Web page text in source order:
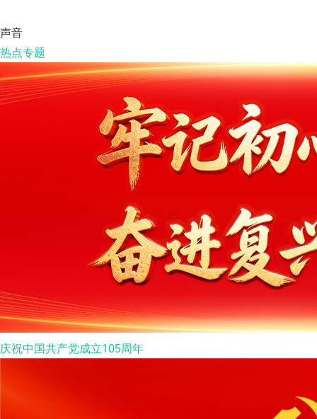
声音
热点专题
庆祝中国共产党成立105周年